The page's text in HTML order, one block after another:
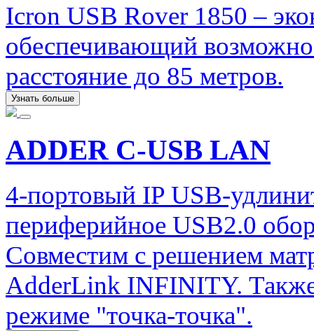
Icron USB Rover 1850 –
обеспечивающий
расстояние до 85 метров.
Узнать больше
ADDER C-USB LAN
4-портовый IP USB-
периферийное USB2.0
Совместим с решением
AdderLink INFINITY.
режиме "точка-точка".